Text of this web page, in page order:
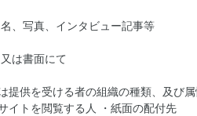
、写真、インタビュー記事等
は書面にて
供を受ける者の組織の種類、及び属
トを閲覧する人 ・紙面の配付先